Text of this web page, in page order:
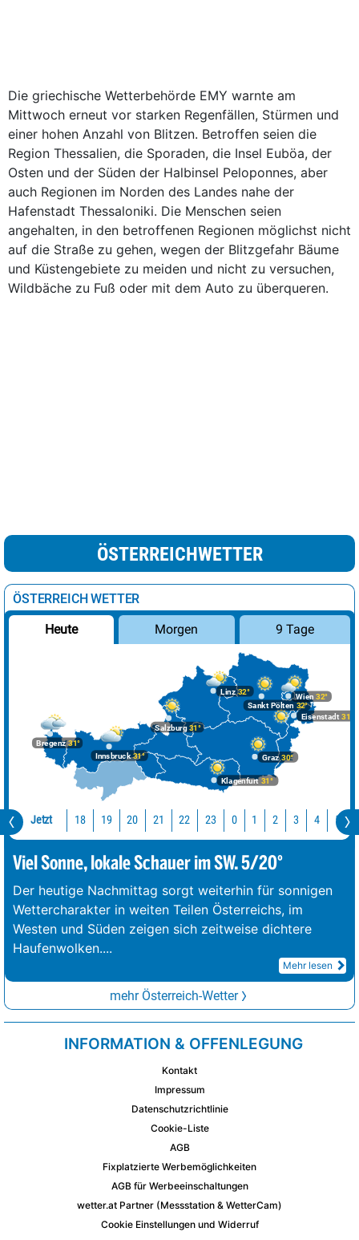
Die griechische Wetterbehörde EMY warnte am
Mittwoch erneut vor starken Regenfällen, Stürmen und
einer hohen Anzahl von Blitzen. Betroffen seien die
Region Thessalien, die Sporaden, die Insel Euböa, der
Osten und der Süden der Halbinsel Peloponnes, aber
auch Regionen im Norden des Landes nahe der
Hafenstadt Thessaloniki. Die Menschen seien
angehalten, in den betroffenen Regionen möglichst nicht
auf die Straße zu gehen, wegen der Blitzgefahr Bäume
und Küstengebiete zu meiden und nicht zu versuchen,
Wildbäche zu Fuß oder mit dem Auto zu überqueren.
ÖSTERREICHWETTER
ÖSTERREICH WETTER
Heute Morgen 9 Tage
Bregenz31°
Graz30°
Innsbruck31°
Klagenfurt 31°
Linz32°
Salzburg31°
Wien 32°
Eisenstadt 31°
Sankt Pölten 32°
Jetzt 18 19 20 21 22 23 0 1 2 3 4 5
Viel Sonne, lokale Schauer im SW. 5/20°
Der heutige Nachmittag sorgt weiterhin für sonnigen
Wettercharakter in weiten Teilen Österreichs, im
Westen und Süden zeigen sich zeitweise dichtere
Haufenwolken....
Mehr lesen
mehr Österreich-Wetter
INFORMATION & OFFENLEGUNG
Kontakt
Impressum
Datenschutzrichtlinie
Cookie-Liste
AGB
Fixplatzierte Werbemöglichkeiten
AGB für Werbeeinschaltungen
wetter.at Partner (Messstation & WetterCam)
Cookie Einstellungen und Widerruf